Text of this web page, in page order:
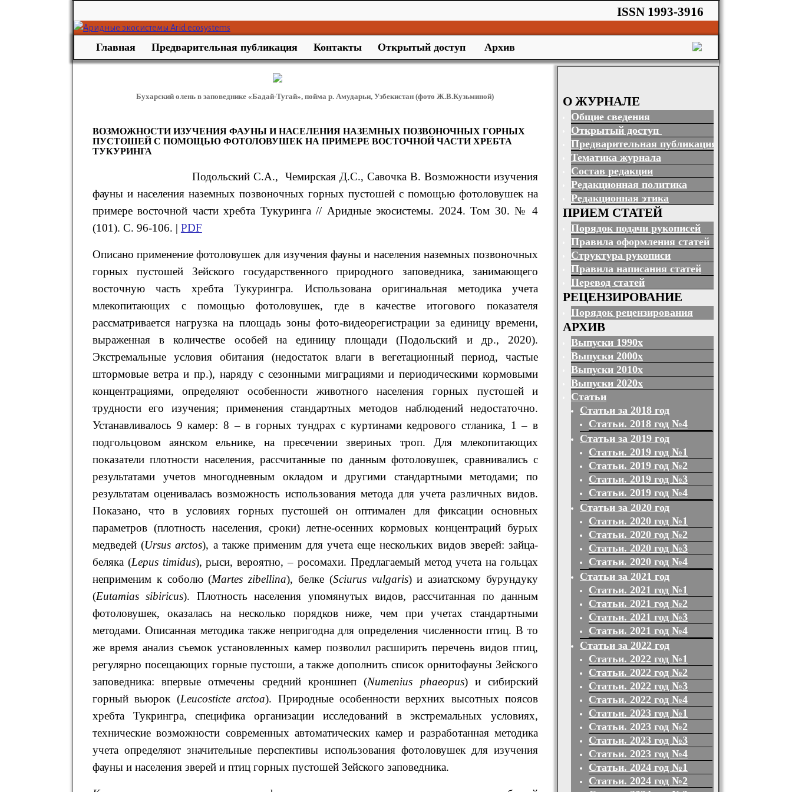
ISSN 1993-3916
Главная Предварительная публикация Контакты Открытый доступ Архив
Бухарский олень в заповеднике «Бадай-Тугай», пойма р. Амударьи, Узбекистан (фото Ж.В.Кузьминой)
ВОЗМОЖНОСТИ ИЗУЧЕНИЯ ФАУНЫ И НАСЕЛЕНИЯ НАЗЕМНЫХ ПОЗВОНОЧНЫХ ГОРНЫХ
ПУСТОШЕЙ С ПОМОЩЬЮ ФОТОЛОВУШЕК НА ПРИМЕРЕ ВОСТОЧНОЙ ЧАСТИ ХРЕБТА
ТУКУРИНГА
Подольский С.А., Чемирская Д.С., СавочкаВ.Возможности изучения
фауны и населения наземных позвоночных горных пустошейс помощью фотоловушек на
примере восточной части хребта Тукуринга// Аридные экосистемы. 2024. Том 30. № 4
(101). С. 96-106. | PDF
Описано применение фотоловушек для изучения фауны и населения наземных позвоночных
горных пустошей Зейского государственного природного заповедника, занимающего
восточную часть хребта Тукурингра. Использована оригинальная методика учета
млекопитающих с помощью фотоловушек, где в качестве итогового показателя
рассматривается нагрузка на площадь зоны фото-видеорегистрации за единицу времени,
выраженная в количестве особей на единицу площади (Подольский и др., 2020).
Экстремальные условия обитания (недостаток влаги в вегетационный период, частые
штормовые ветра и пр.), наряду с сезонными миграциями и периодическими кормовыми
концентрациями, определяют особенности животного населения горных пустошей и
трудности его изучения; применения стандартных методов наблюдений недостаточно.
Устанавливалось 9 камер: 8 – в горных тундрах с куртинами кедрового стланика, 1 – в
подгольцовом аянском ельнике, на пресечении звериных троп. Для млекопитающих
показатели плотности населения, рассчитанные по данным фотоловушек, сравнивались с
результатами учетов многодневным окладом и другими стандартными методами; по
результатам оценивалась возможность использования метода для учета различных видов.
Показано, что в условиях горных пустошей он оптимален для фиксации основных
параметров (плотность населения, сроки) летне-осенних кормовых концентраций бурых
медведей (Ursus arctos), а также применим для учета еще нескольких видов зверей: зайца-
беляка (Lepus timidus), рыси, вероятно, – росомахи. Предлагаемый метод учета на гольцах
неприменим к соболю (Martes zibellina), белке (Sciurus vulgaris) и азиатскому бурундуку
(Eutamias sibiricus). Плотность населения упомянутых видов, рассчитанная по данным
фотоловушек, оказалась на несколько порядков ниже, чем при учетах стандартными
методами. Описанная методика также непригодна для определения численности птиц. В то
же время анализ съемок установленных камер позволил расширить перечень видов птиц,
регулярно посещающих горные пустоши, а также дополнить список орнитофауны Зейского
заповедника: впервые отмечены средний кроншнеп (Numenius phaeopus) и сибирский
горный вьюрок (Leucosticte arctoa). Природные особенности верхних высотных поясов
хребта Тукрингра, специфика организации исследований в экстремальных условиях,
технические возможности современных автоматических камер и разработанная методика
учета определяют значительные перспективы использования фотоловушек для изучения
фауны и населения зверей и птиц горных пустошей Зейского заповедника.
О ЖУРНАЛЕ
Общие сведения
Открытый доступ
Предварительная публикация
Тематика журнала
Состав редакции
Редакционная политика
Редакционная этика
ПРИЕМ СТАТЕЙ
Порядок подачи рукописей
Правила оформления статей
Структура рукописи
Правила написания статей
Перевод статей
РЕЦЕНЗИРОВАНИЕ
Порядок рецензирования
АРХИВ
Выпуски 1990х
Выпуски 2000х
Выпуски 2010х
Выпуски 2020х
Статьи
Статьи за 2018 год
Статьи. 2018 год №4
Статьи за 2019 год
Статьи. 2019 год №1
Статьи. 2019 год №2
Статьи. 2019 год №3
Статьи. 2019 год №4
Статьи за 2020 год
Статьи. 2020 год №1
Статьи. 2020 год №2
Статьи. 2020 год №3
Статьи. 2020 год №4
Статьи за 2021 год
Статьи. 2021 год №1
Статьи. 2021 год №2
Статьи. 2021 год №3
Статьи. 2021 год №4
Статьи за 2022 год
Статьи. 2022 год №1
Статьи. 2022 год №2
Статьи. 2022 год №3
Статьи. 2022 год №4
Статьи. 2023 год №1
Статьи. 2023 год №2
Статьи. 2023 год №3
Статьи. 2023 год №4
Статьи. 2024 год №1
Статьи. 2024 год №2